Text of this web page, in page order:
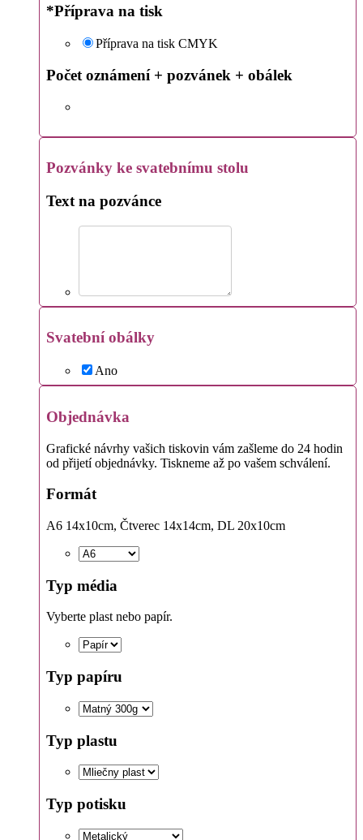
*Příprava na tisk
Příprava na tisk CMYK
Počet oznámení + pozvánek + obálek
Pozvánky ke svatebnímu stolu
Text na pozvánce
Svatební obálky
Ano
Objednávka
Grafické návrhy vašich tiskovin vám zašleme do 24 hodin
od přijetí objednávky. Tiskneme až po vašem schválení.
Formát
A6 14x10cm, Čtverec 14x14cm, DL 20x10cm
Typ média
Vyberte plast nebo papír.
Typ papíru
Typ plastu
Typ potisku